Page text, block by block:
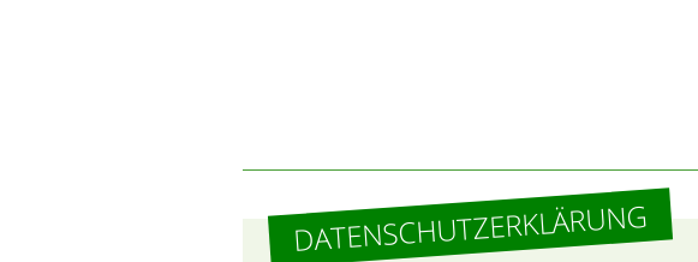
DATENSCHUTZERKLÄRUNG